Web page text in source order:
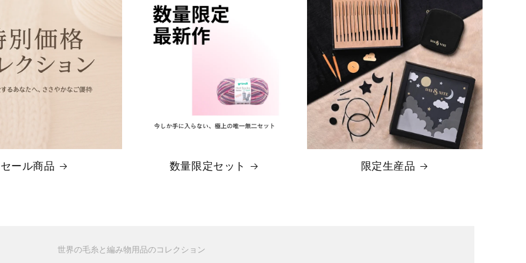
セール商品 数量限定セット 限定生産品
世界の毛糸と編み物用品のコレクション